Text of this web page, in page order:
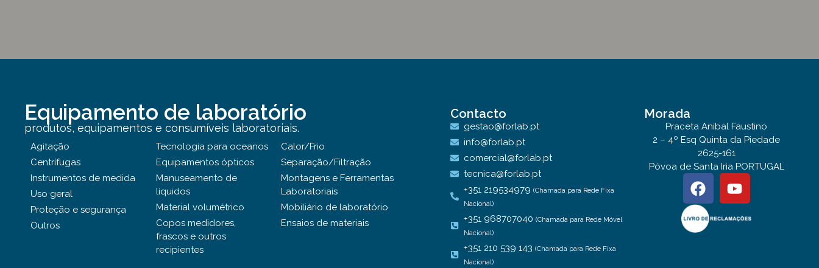
Equipamento de laboratório
produtos, equipamentos e consumíveis laboratoriais.
Agitação
Centrífugas
Instrumentos de medida
Uso geral
Proteção e segurança
Outros
Tecnologia para oceanos
Equipamentos ópticos
Manuseamento de
líquidos
Material volumétrico
Copos medidores,
frascos e outros
recipientes
Calor/Frio
Separação/Filtração
Montagens e Ferramentas
Laboratoriais
Mobiliário de laboratório
Ensaios de materiais
Contacto
gestao@forlab.pt
info@forlab.pt
comercial@forlab.pt
tecnica@forlab.pt
+351 219534979(Chamada para Rede Fixa
Nacional)
+351 968707040(Chamada para Rede Móvel
Nacional)
+351 210 539 143(Chamada para Rede Fixa
Nacional)
Morada
Praceta Anibal Faustino
2 – 4º Esq Quinta da Piedade
2625-161
Póvoa de Santa Iria PORTUGAL